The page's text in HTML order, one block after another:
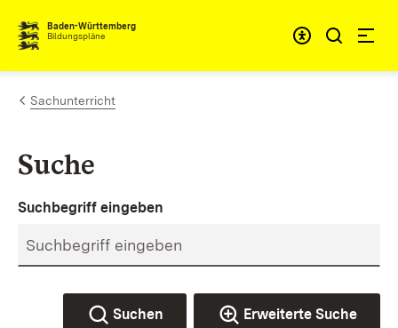
Zum Inhalt springen
Baden-Württemberg
Bildungspläne
Sachunterricht
Suche
Suchbegriff eingeben
Suchen Erweiterte Suche